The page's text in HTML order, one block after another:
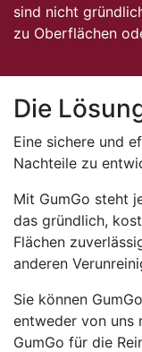
sind nicht
zu Oberflächen
Die
Eine sichere und
Nachteile zu
Mit GumGo steht
das gründlich,
Flächen
anderen
Sie können
entweder von uns
GumGo für die